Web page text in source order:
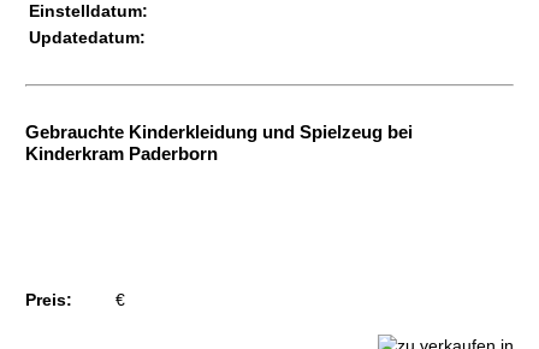
Einstelldatum:
Updatedatum:
Gebrauchte Kinderkleidung und Spielzeug bei
Kinderkram Paderborn
Preis: €